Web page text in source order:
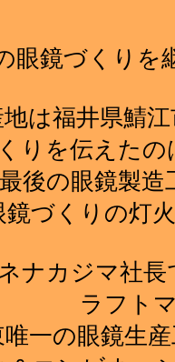
眼鏡づくりを
地は福井県鯖
りを伝えた
後の眼鏡製
鏡づくりの灯
ナカジマ社
ラフト
一の眼鏡生